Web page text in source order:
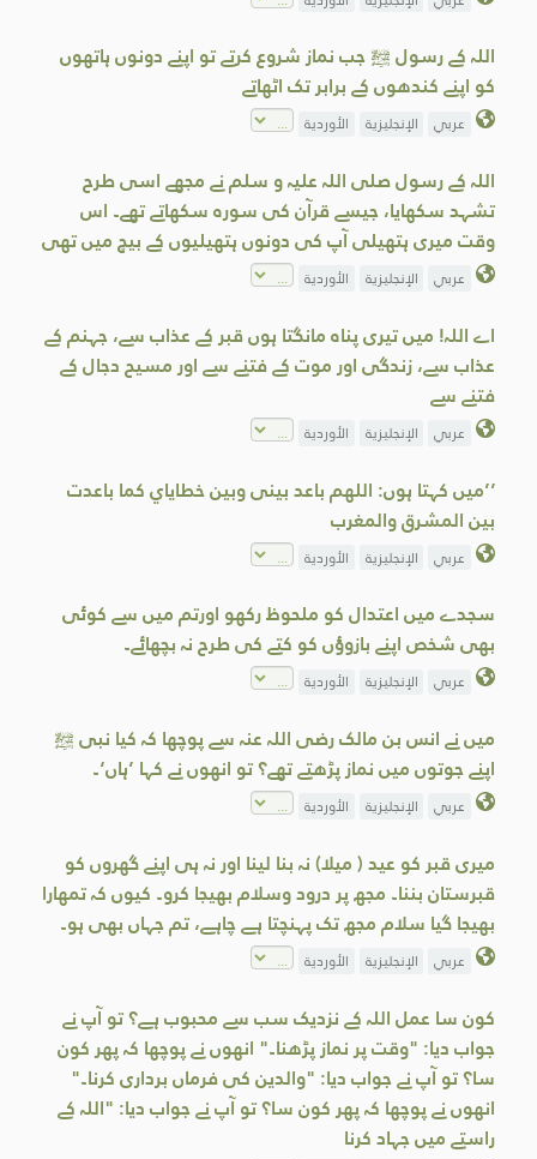
اللہ کے رسول ﷺ جب نماز شروع کرتے تو اپنے دونوں ہاتھوں
کو اپنے کندھوں کے برابر تک اٹھاتے
عربي الإنجليزية الأوردية
اللہ کے رسول صلی اللہ علیہ و سلم نے مجھے اسی طرح
تشہد سکھایا، جیسے قرآن کی سورہ سکھاتے تھے۔ اس
وقت میری ہتھیلی آپ کی دونوں ہتھیلیوں کے بیچ میں تھی
عربي الإنجليزية الأوردية
اے اللہ! میں تیری پناہ مانگتا ہوں قبر کے عذاب سے، جہنم کے
عذاب سے، زندگی اور موت کے فتنے سے اور مسیح دجال کے
فتنے سے
عربي الإنجليزية الأوردية
’’میں کہتا ہوں: اللھم باعد بینی وبین خطایاي کما باعدت
بین المشرق والمغرب
عربي الإنجليزية الأوردية
سجدے میں اعتدال کو ملحوظ رکھو اورتم میں سے کوئی
بھی شخص اپنے بازوؤں کو کتے کی طرح نہ بچھائے۔
عربي الإنجليزية الأوردية
میں نے انس بن مالک رضی اللہ عنہ سے پوچھا کہ کیا نبی ﷺ
اپنے جوتوں میں نماز پڑھتے تھے؟ تو انھوں نے کہا ’ہاں‘۔
عربي الإنجليزية الأوردية
میری قبر کو عید ( میلا) نہ بنا لینا اور نہ ہی اپنے گھروں کو
قبرستان بننا۔ مجھ پر درود وسلام بھیجا کرو۔ کیوں کہ تمھارا
بھیجا گیا سلام مجھ تک پہنچتا ہے چاہے، تم جہاں بھی ہو۔
عربي الإنجليزية الأوردية
کون سا عمل اللہ کے نزدیک سب سے محبوب ہے؟ تو آپ نے
جواب دیا: "وقت پر نماز پڑھنا۔" انھوں نے پوچھا کہ پھر کون
سا؟ تو آپ نے جواب دیا: "والدین کی فرماں برداری کرنا۔"
انھوں نے پوچھا کہ پھر کون سا؟ تو آپ نے جواب دیا: "اللہ کے
راستے میں جہاد کرنا